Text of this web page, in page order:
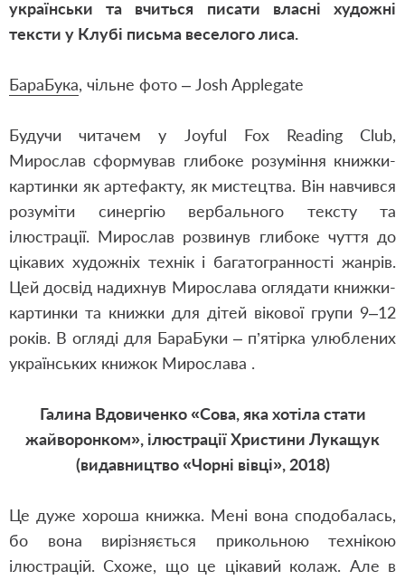
українськи та вчиться писати власні художні
тексти у Клубі письма веселого лиса.
БараБука, чільне фото – Josh Applegate
Будучи читачем у Joyful Fox Reading Club,
Мирослав сформував глибоке розуміння книжки-
картинки як артефакту, як мистецтва. Він навчився
розуміти синергію вербального тексту та
ілюстрації. Мирослав розвинув глибоке чуття до
цікавих художніх технік і багатогранності жанрів.
Цей досвід надихнув Мирослава оглядати книжки-
картинки та книжки для дітей вікової групи 9–12
років. В огляді для БараБуки – п’ятірка улюблених
українських книжок Мирослава .
Галина Вдовиченко «Сова, яка хотіла стати
жайворонком», ілюстрації Христини Лукащук
(видавництво «Чорні вівці», 2018)
Це дуже хороша книжка. Мені вона сподобалась,
бо вона вирізняється прикольною технікою
ілюстрацій. Схоже, що це цікавий колаж. Але в